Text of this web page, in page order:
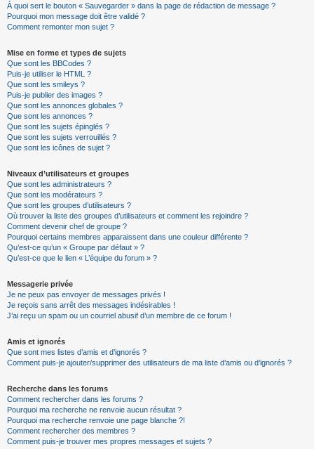
À quoi sert le bouton « Sauvegarder » dans la page de rédaction de message ?
Pourquoi mon message doit être validé ?
Comment remonter mon sujet ?
Mise en forme et types de sujets
Que sont les BBCodes ?
Puis-je utiliser le HTML ?
Que sont les smileys ?
Puis-je publier des images ?
Que sont les annonces globales ?
Que sont les annonces ?
Que sont les sujets épinglés ?
Que sont les sujets verrouillés ?
Que sont les icônes de sujet ?
Niveaux d’utilisateurs et groupes
Que sont les administrateurs ?
Que sont les modérateurs ?
Que sont les groupes d’utilisateurs ?
Où trouver la liste des groupes d’utilisateurs et comment les rejoindre ?
Comment devenir chef de groupe ?
Pourquoi certains membres apparaissent dans une couleur différente ?
Qu’est-ce qu’un « Groupe par défaut » ?
Qu’est-ce que le lien « L’équipe du forum » ?
Messagerie privée
Je ne peux pas envoyer de messages privés !
Je reçois sans arrêt des messages indésirables !
J’ai reçu un spam ou un courriel abusif d’un membre de ce forum !
Amis et ignorés
Que sont mes listes d’amis et d’ignorés ?
Comment puis-je ajouter/supprimer des utilisateurs de ma liste d’amis ou d’ignorés ?
Recherche dans les forums
Comment rechercher dans les forums ?
Pourquoi ma recherche ne renvoie aucun résultat ?
Pourquoi ma recherche renvoie une page blanche ?!
Comment rechercher des membres ?
Comment puis-je trouver mes propres messages et sujets ?